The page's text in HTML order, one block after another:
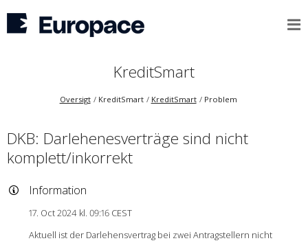
KreditSmart
Oversigt KreditSmart KreditSmart Problem
DKB: Darlehenesverträge sind nicht
komplett/inkorrekt
Information
17. Oct 2024 kl. 09:16 CEST
Aktuell ist der Darlehensvertrag bei zwei Antragstellern nicht